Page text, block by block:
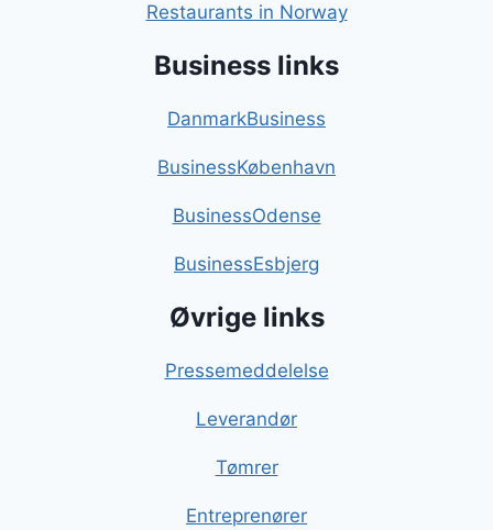
Restaurants in Norway
Business links
DanmarkBusiness
BusinessKøbenhavn
BusinessOdense
BusinessEsbjerg
Øvrige links
Pressemeddelelse
Leverandør
Tømrer
Entreprenører